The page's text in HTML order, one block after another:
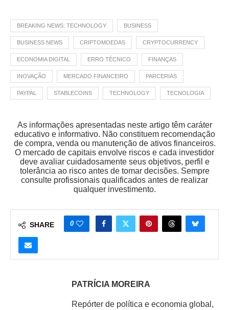
BREAKING NEWS: TECHNOLOGY BUSINESS
BUSINESS NEWS CRIPTOMOEDAS CRYPTOCURRENCY
ECONOMIA DIGITAL ERRO TÉCNICO FINANÇAS
INOVAÇÃO MERCADO FINANCEIRO PARCERIAS
PAYPAL STABLECOINS TECHNOLOGY TECNOLOGIA
As informações apresentadas neste artigo têm caráter
educativo e informativo. Não constituem recomendação
de compra, venda ou manutenção de ativos financeiros.
O mercado de capitais envolve riscos e cada investidor
deve avaliar cuidadosamente seus objetivos, perfil e
tolerância ao risco antes de tomar decisões. Sempre
consulte profissionais qualificados antes de realizar
qualquer investimento.
SHARE 0
PATRÍCIA MOREIRA
Repórter de política e economia global,